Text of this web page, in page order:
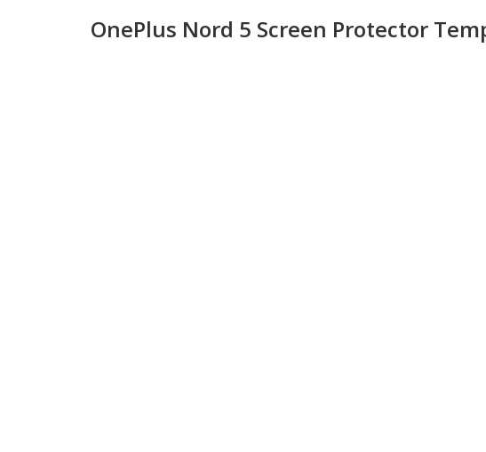
OnePlus Nord 5 Screen Protector